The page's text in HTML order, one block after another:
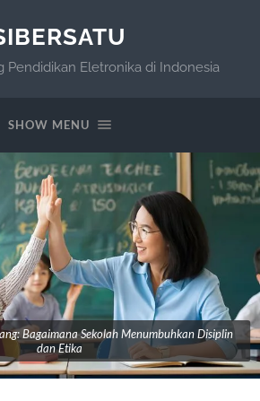
Pendidikan Eletronika di Indonesia
SHOW MENU
Bagaimana Sekolah Menumbuhkan Disiplin
dan Etika